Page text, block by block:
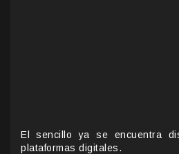
El sencillo ya se encuentra
plataformas digitales.